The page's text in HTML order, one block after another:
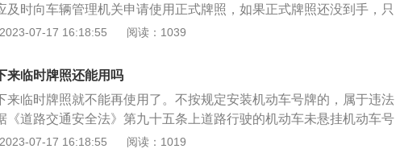
警的重点，被查处的概率比挂正式牌照的车大。另一方面，如果想继
成事故。为了用几天临时卡，冒这么大的风险，不值得。需要注意的
撕碎，扔掉。不能直接扔掉，防止有人捡了拿去恶作剧。如果出了
能根据车牌找到自己，却找不到偷车牌的人。
后面的，但是，临时车牌需要按照规定粘贴在前后挡风玻璃的内侧。
是金属的，不同的汽车应该使用不同颜色的正式车牌，在拿到正式
，蓝色，绿色，大部分家用车都会使用蓝色和绿色的车牌。5、悬挂
汽车是新能源汽车，新能源汽车包括纯电动汽车和插电混动汽车。
及时向车辆管理机关申请使用正式牌照，如果正式牌照还没到手，只
张，每辆车最多能办理3张临时牌照，即为最长期限不超过45天，如
30天内回到当地落户上牌。第一叫拖车，不过费用成本会有点高，所
这种方法；第二重新申请临时牌照，临时牌照有效期一般在15日，车
牌照有效期内申请正式牌照，如果临时牌照过期了，正式牌照还没有
申请临时牌照是成本最低的方法，不过临时牌照最多申请次数为三
临牌共可以办理三次延期，也就是21天的使用期限，在此期间只能
07-17 16:18:55 阅读：1039
来临时牌照还能用吗
来临时牌照就不能再使用了。不按规定安装机动车号牌的，属于违法
《道路交通安全法》第九十五条上道路行驶的机动车未悬挂机动车号
检验合格标志、保险标志，或者未随车携带行驶证、驾驶证的，公安
07-17 16:18:55 阅读：1019